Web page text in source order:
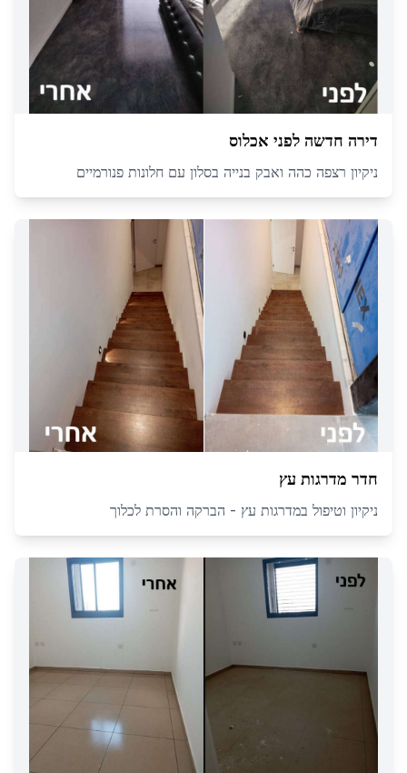
דירה חדשה לפני אכלוס
ניקיון רצפה כהה ואבק בנייה בסלון עם חלונות פנורמיים
חדר מדרגות עץ
ניקיון וטיפול במדרגות עץ - הברקה והסרת לכלוך